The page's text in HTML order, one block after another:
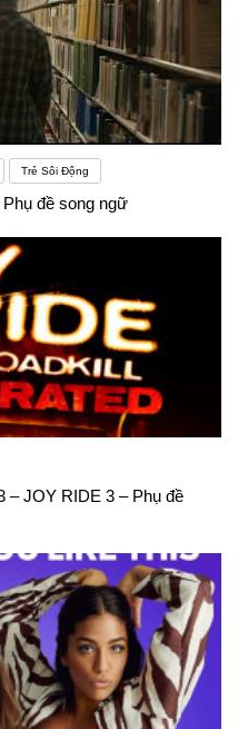
Trẻ Sôi Động
đề song ngữ
JOY RIDE 3 – Phụ đề